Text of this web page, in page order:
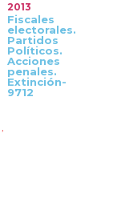
2013
Fiscales
electorales.
Partidos
Políticos.
Acciones
penales.
Extinción-
9712
,